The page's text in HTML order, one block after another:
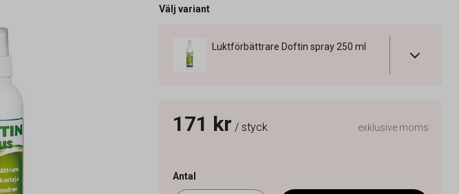
Välj variant
Luktförbättrare Doftin spray 250 ml
171 kr / styck exklusive moms
Antal